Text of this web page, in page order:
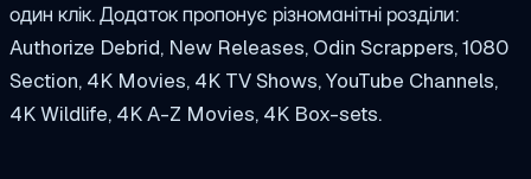
один клік. Додаток пропонує різноманітні розділи:
Authorize Debrid, New Releases, Odin Scrappers, 1080
Section, 4K Movies, 4K TV Shows, YouTube Channels,
4K Wildlife, 4K A-Z Movies, 4K Box-sets.